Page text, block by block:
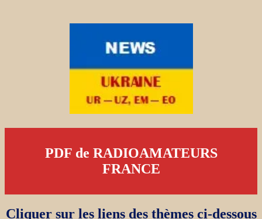
PDF de RADIOAMATEURS
FRANCE
Cliquer sur les liens des thèmes ci-dessous